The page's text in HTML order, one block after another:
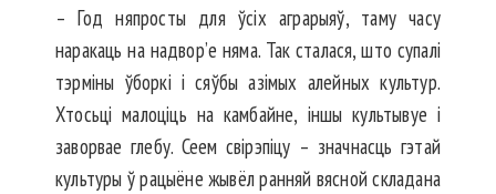
– Год няпросты для ўсіх аграрыяў, таму часу
наракаць на надвор’е няма. Так сталася, што супалі
тэрміны ўборкі і сяўбы азімых алейных культур.
Хтосьці малоціць на камбайне, іншы культывуе і
заворвае глебу. Сеем свірэпіцу – значнасць гэтай
культуры ў рацыёне жывёл ранняй вясной складана